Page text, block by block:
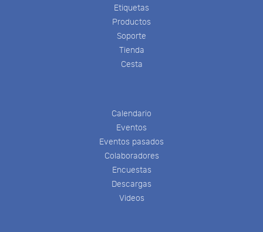
Etiquetas
Productos
Soporte
Tienda
Cesta
Calendario
Eventos
Eventos pasados
Colaboradores
Encuestas
Descargas
Videos